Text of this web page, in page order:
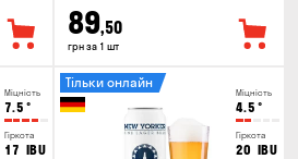
89,50
грн за 1 шт
Міцність
7.5 °
Гіркота
17 IBU
Міцність
4.5 °
Гіркота
20 IBU
Тільки онлайн